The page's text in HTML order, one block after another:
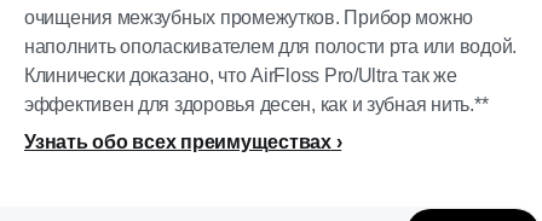
очищения межзубных промежутков. Прибор можно
наполнить ополаскивателем для полости рта или водой.
Клинически доказано, что AirFloss Pro/Ultra так же
эффективен для здоровья десен, как и зубная нить.**
Узнать обо всех преимуществах